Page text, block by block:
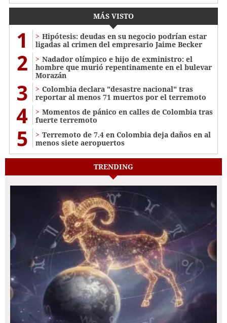
MÁS VISTO
1
Hipótesis: deudas en su negocio podrían estar
ligadas al crimen del empresario Jaime Becker
2
Nadador olímpico e hijo de exministro: el
hombre que murió repentinamente en el bulevar
Morazán
3
Colombia declara "desastre nacional" tras
reportar al menos 71 muertos por el terremoto
4
Momentos de pánico en calles de Colombia tras
fuerte terremoto
5
Terremoto de 7.4 en Colombia deja daños en al
menos siete aeropuertos
TRENDING